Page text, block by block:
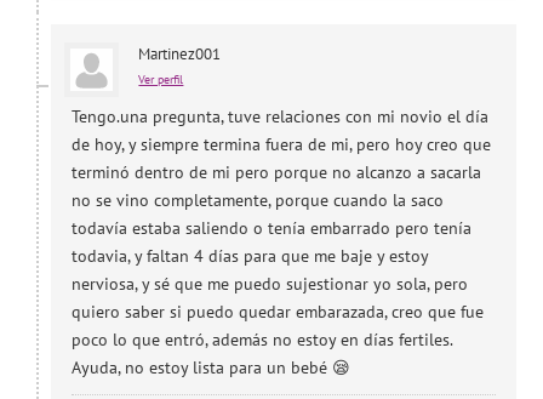
Martinez001
Ver perfil
Tengo.una pregunta, tuve relaciones con mi novio el día
de hoy, y siempre termina fuera de mi, pero hoy creo que
terminó dentro de mi pero porque no alcanzo a sacarla
no se vino completamente, porque cuando la saco
todavía estaba saliendo o tenía embarrado pero tenía
todavia, y faltan 4 días para que me baje y estoy
nerviosa, y sé que me puedo sujestionar yo sola, pero
quiero saber si puedo quedar embarazada, creo que fue
poco lo que entró, además no estoy en días fertiles.
Ayuda, no estoy lista para un bebé 😪